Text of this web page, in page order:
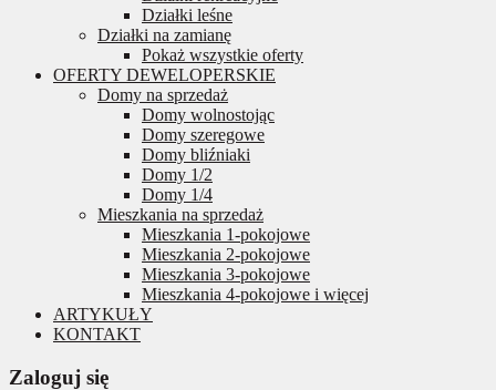
Działki leśne
Działki na zamianę
Pokaż wszystkie oferty
OFERTY DEWELOPERSKIE
Domy na sprzedaż
Domy wolnostojąc
Domy szeregowe
Domy bliźniaki
Domy 1/2
Domy 1/4
Mieszkania na sprzedaż
Mieszkania 1-pokojowe
Mieszkania 2-pokojowe
Mieszkania 3-pokojowe
Mieszkania 4-pokojowe i więcej
ARTYKUŁY
KONTAKT
Zaloguj się